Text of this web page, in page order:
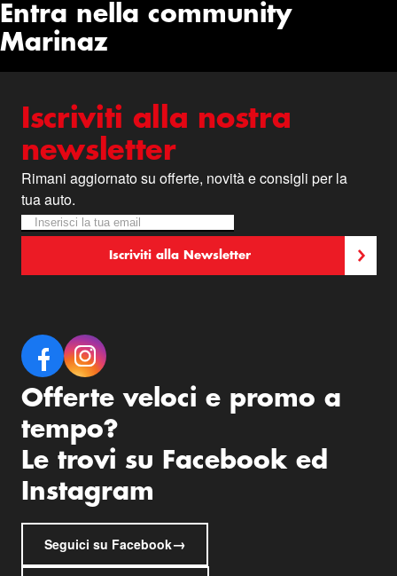
Entra nella community
Marinaz
Iscriviti alla nostra
newsletter
Rimani aggiornato su offerte, novità e consigli per la
tua auto.
Newsletter
Iscriviti alla nostra Newsletter:
Iscriviti alla Newsletter
Offerte veloci e promo a
tempo?
Le trovi su Facebook ed
Instagram
Seguici su Facebook→